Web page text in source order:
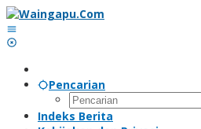
Lewati
ke
konten
Pencarian
Indeks Berita